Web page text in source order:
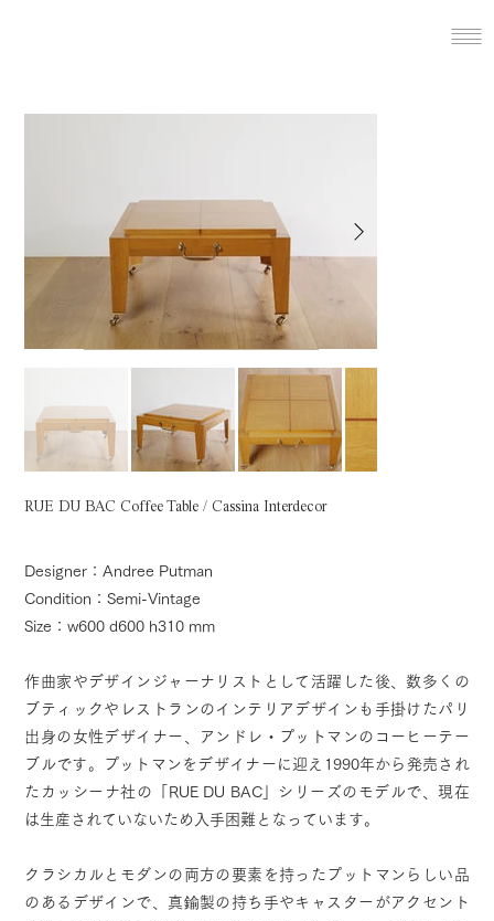
RUE DU BAC Coffee Table / Cassina Interdecor
Designer：Andree Putman
Condition：Semi-Vintage
Size：w600 d600 h310 mm
作曲家やデザインジャーナリストとして活躍した後、数多くの
ブティックやレストランのインテリアデザインも手掛けたパリ
出身の女性デザイナー、アンドレ・プットマンのコーヒーテー
ブルです。プットマンをデザイナーに迎え1990年から発売され
たカッシーナ社の「RUE DU BAC」シリーズのモデルで、現在
は生産されていないため入手困難となっています。
クラシカルとモダンの両方の要素を持ったプットマンらしい品
のあるデザインで、真鍮製の持ち手やキャスターがアクセント